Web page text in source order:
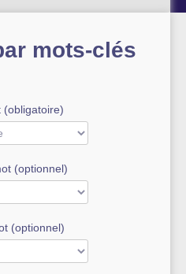
mots-clés
(obligatoire)
(optionnel)
(optionnel)